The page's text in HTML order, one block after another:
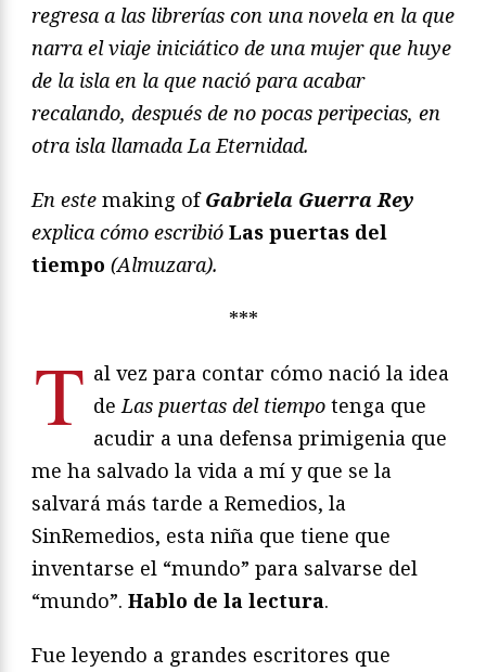
regresa a las librerías con una novela en la que
narra el viaje iniciático de una mujer que huye
de la isla en la que nació para acabar
recalando, después de no pocas peripecias, en
otra isla llamada La Eternidad.
En este making ofGabriela Guerra Rey
explica cómo escribió Las puertas del
tiempo (Almuzara).
***
T al vez para contar cómo nació la idea
de Las puertas del tiempo tenga que
acudir a una defensa primigenia que
me ha salvado la vida a mí y que se la
salvará más tarde a Remedios, la
SinRemedios, esta niña que tiene que
inventarse el “mundo” para salvarse del
“mundo”. Hablo de la lectura.
Fue leyendo a grandes escritores que